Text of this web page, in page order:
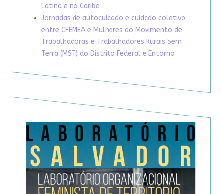
Latina e no Caribe
Jornadas de autocuidado e cuidado coletivo
entre CFEMEA e Mulheres do Movimento de
Trabalhadoras e Trabalhadores Rurais Sem
Terra (MST) do Distrito Federal e Entorno